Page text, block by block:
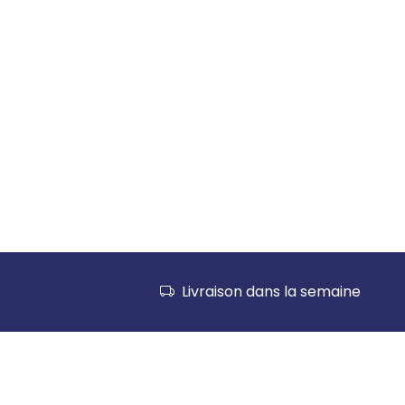
Livraison dans la semaine